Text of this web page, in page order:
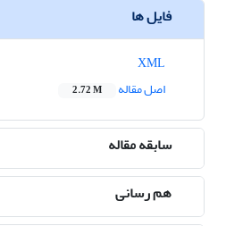
فایل ها
اصل مقاله
2.72 M
سابقه مقاله
هم رسانی